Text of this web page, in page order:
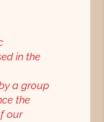
in the
a group
the
our